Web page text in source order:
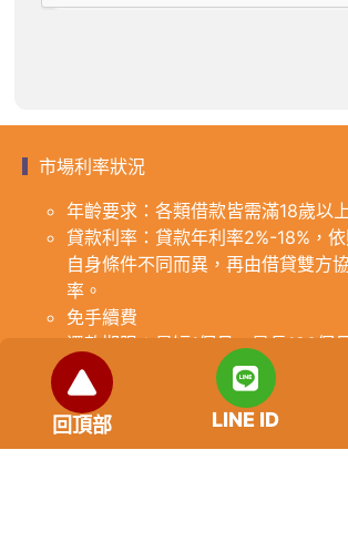
市場利率狀況
年齡要求：各類借款皆需滿18歲以
貸款利率：貸款年利率2%-18%，
自身條件不同而異，再由借貸雙方
率。
免手續費
還款期限：最短1個月，最長180個
方協議而訂。
範例試算：小明急需現金10萬元，
後選定金主，雙方簽定於36個月內
利率12%計算，每月利息1000元，
回頂部 LINE ID